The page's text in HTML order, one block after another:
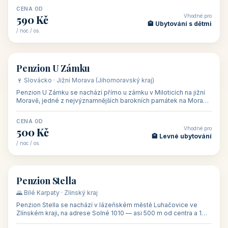
CENA OD
590 Kč
/ noc / os.
Vhodné pro
🏨 Ubytování s dětmi
🏡 penzion
Penzion U Zámku
🍷 Slovácko · Jižní Morava (Jihomoravský kraj)
Penzion U Zámku se nachází přímo u zámku v Miloticích na jižní
Moravě, jedné z nejvýznamnějších barokních památek na Moravě,
CENA OD
500 Kč
/ noc / os.
Vhodné pro
🏨 Levné ubytování
🏡 penzion
Penzion Stella
🌄 Bílé Karpaty · Zlínský kraj
Penzion Stella se nachází v lázeňském městě Luhačovice ve
Zlínském kraji, na adrese Solné 1010 — asi 500 m od centra a 1